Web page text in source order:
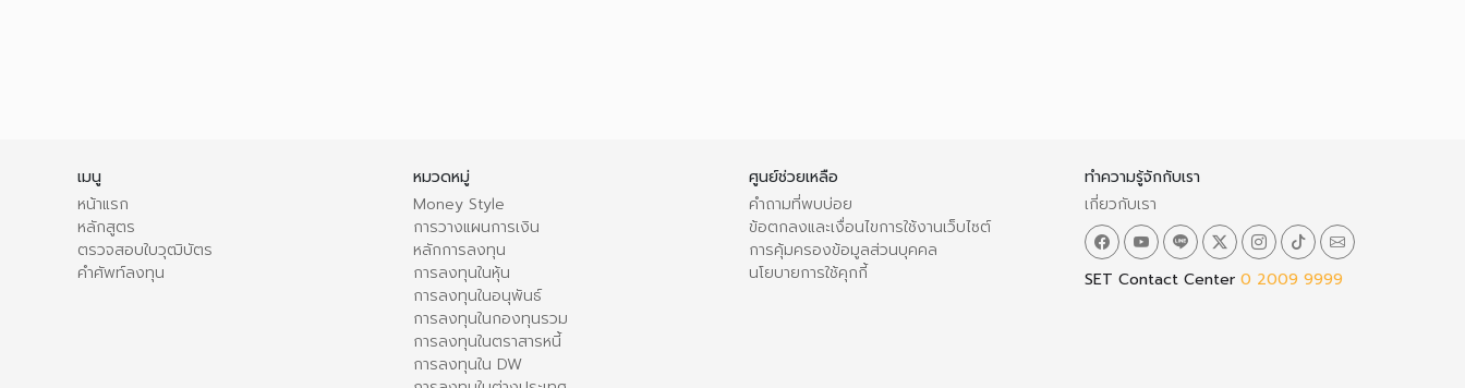
เมนู
หน้าแรก
หลักสูตร
ตรวจสอบใบวุฒิบัตร
คำศัพท์ลงทุน
หมวดหมู่
Money Style
การวางแผนการเงิน
หลักการลงทุน
การลงทุนในหุ้น
การลงทุนในอนุพันธ์
การลงทุนในกองทุนรวม
การลงทุนในตราสารหนี้
การลงทุนใน DW
ศูนย์ช่วยเหลือ
คำถามที่พบบ่อย
ข้อตกลงและเงื่อนไขการใช้งานเว็บไซต์
การคุ้มครองข้อมูลส่วนบุคคล
นโยบายการใช้คุกกี้
ทำความรู้จักกับเรา
เกี่ยวกับเรา
SET Contact Center 0 2009 9999